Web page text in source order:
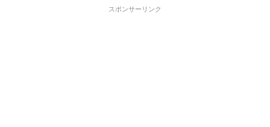
スポンサーリンク